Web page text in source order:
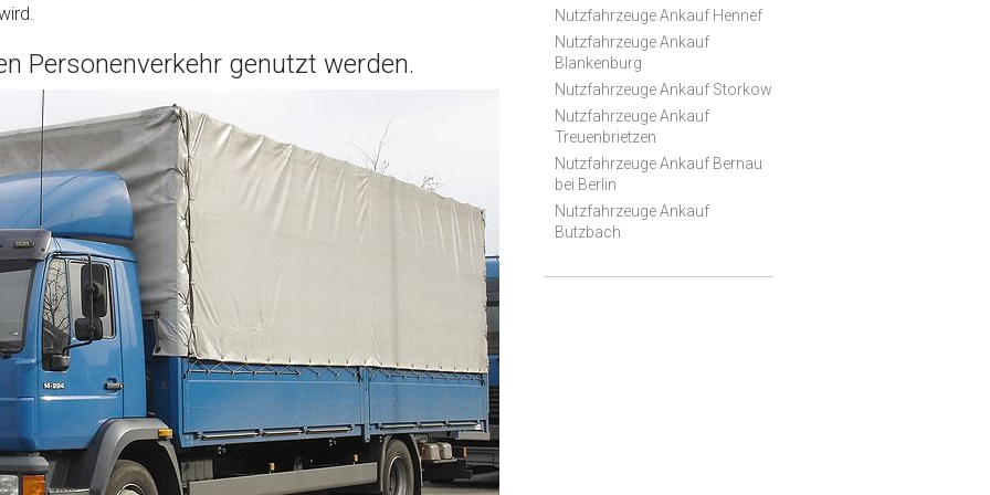
Personenverkehr genutzt werden.
Nutzfahrzeuge Ankauf Hennef
Nutzfahrzeuge Ankauf
Blankenburg
Nutzfahrzeuge Ankauf Storkow
Nutzfahrzeuge Ankauf
Treuenbrietzen
Nutzfahrzeuge Ankauf Bernau
bei Berlin
Nutzfahrzeuge Ankauf
Butzbach